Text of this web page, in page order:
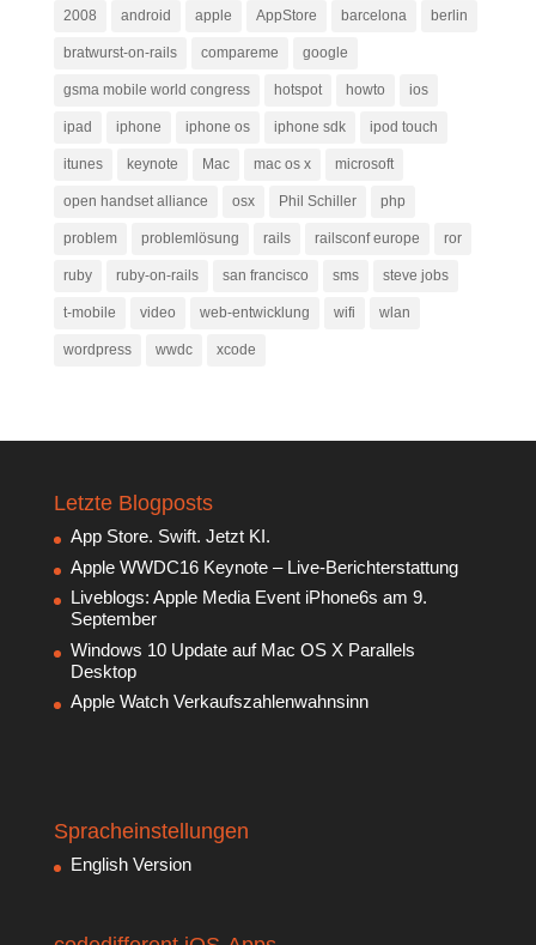
2008 android apple AppStore barcelona berlin
bratwurst-on-rails compareme google
gsma mobile world congress hotspot howto ios
ipad iphone iphone os iphone sdk ipod touch
itunes keynote Mac mac os x microsoft
open handset alliance osx Phil Schiller php
problem problemlösung rails railsconf europe ror
ruby ruby-on-rails san francisco sms steve jobs
t-mobile video web-entwicklung wifi wlan
wordpress wwdc xcode
Letzte Blogposts
App Store. Swift. Jetzt KI.
Apple WWDC16 Keynote – Live-Berichterstattung
Liveblogs: Apple Media Event iPhone6s am 9.
September
Windows 10 Update auf Mac OS X Parallels
Desktop
Apple Watch Verkaufszahlenwahnsinn
Spracheinstellungen
English Version